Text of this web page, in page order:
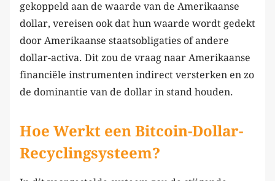
gekoppeld aan de waarde van de Amerikaanse
dollar, vereisen ook dat hun waarde wordt gedekt
door Amerikaanse staatsobligaties of andere
dollar-activa. Dit zou de vraag naar Amerikaanse
financiële instrumenten indirect versterken en zo
de dominantie van de dollar in stand houden.
Hoe Werkt een Bitcoin-Dollar-
Recyclingsysteem?